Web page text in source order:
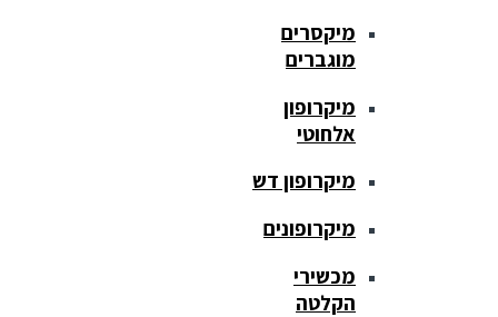
מיקסרים
מוגברים
מיקרופון
אלחוטי
מיקרופון דש
מיקרופונים
מכשירי
הקלטה